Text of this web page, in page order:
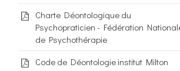
Charte Déontologique du
Psychopraticien - Fédération
de Psychothérapie
Code de Déontologie institut Milton